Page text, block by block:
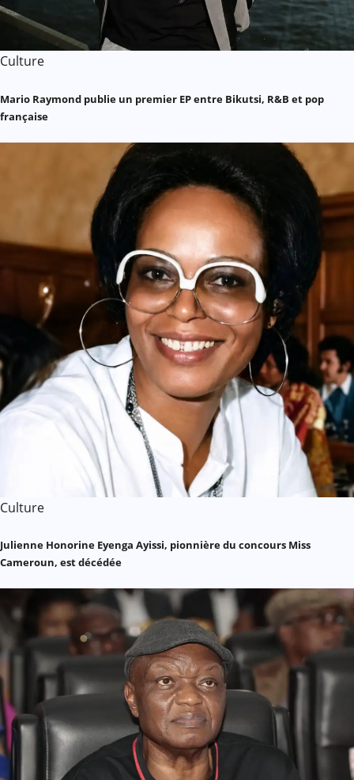
Culture
Mario Raymond publie un premier EP entre Bikutsi, R&B et pop
française
Culture
Julienne Honorine Eyenga Ayissi, pionnière du concours Miss
Cameroun, est décédée